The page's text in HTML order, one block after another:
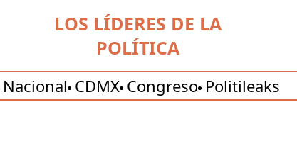
LOS LÍDERES DE LA
POLÍTICA
Nacional CDMX Congreso Politileaks